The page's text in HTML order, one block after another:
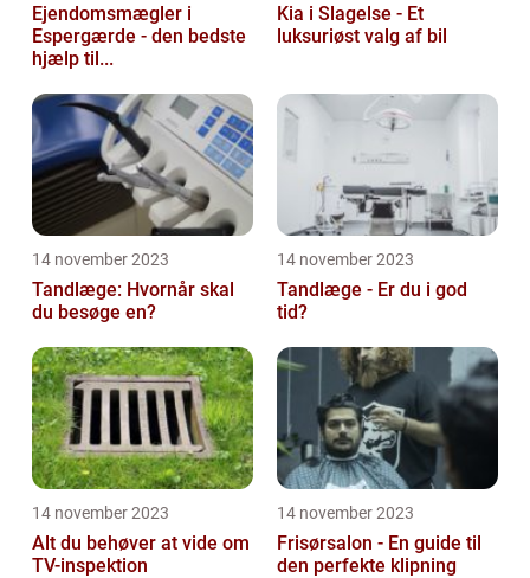
Ejendomsmægler i
Espergærde - den bedste
hjælp til...
Kia i Slagelse - Et
luksuriøst valg af bil
14 november 2023
Tandlæge: Hvornår skal
du besøge en?
14 november 2023
Tandlæge - Er du i god
tid?
14 november 2023
Alt du behøver at vide om
TV-inspektion
14 november 2023
Frisørsalon - En guide til
den perfekte klipning